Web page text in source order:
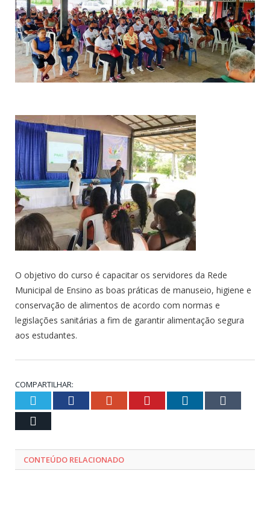
O objetivo do curso é capacitar os servidores da Rede
Municipal de Ensino as boas práticas de manuseio, higiene e
conservação de alimentos de acordo com normas e
legislações sanitárias a fim de garantir alimentação segura
aos estudantes.
COMPARTILHAR:
Twitter Facebook Google+ Pinterest LinkedIn
CONTEÚDO RELACIONADO